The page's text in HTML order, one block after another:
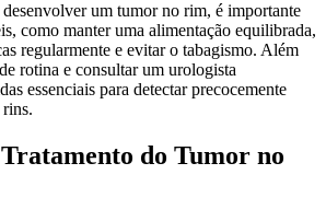
um tumor no rim, é importante
como manter uma alimentação equilibrada,
regularmente e evitar o tabagismo. Além
rotina e consultar um urologista
essenciais para detectar precocemente
do Tumor no